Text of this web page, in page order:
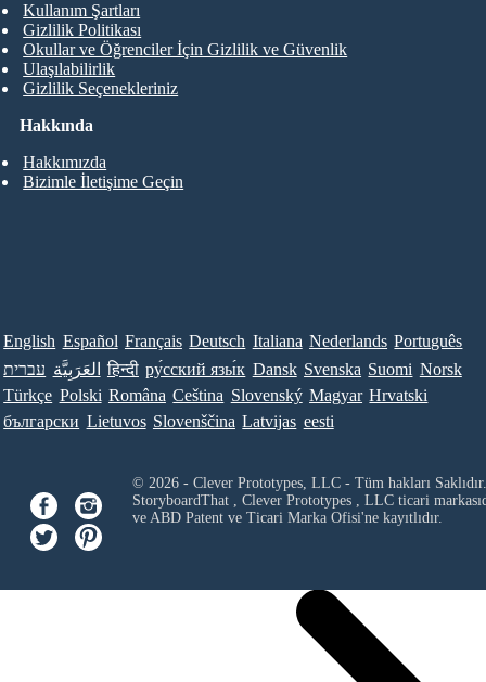
Hakkında
Hakkımızda
Bizimle İletişime Geçin
Kullanım Şartları
Gizlilik Politikası
Okullar ve Öğrenciler İçin Gizlilik ve Güvenlik
Ulaşılabilirlik
Gizlilik Seçenekleriniz
English Español Français Deutsch Italiana Nederlands Português
עברית العَرَبِيَّة हिन्दी ру́сский язы́к Dansk Svenska Suomi Norsk
Türkçe Polski Româna Ceština Slovenský Magyar Hrvatski
български Lietuvos Slovenščina Latvijas eesti
© 2026 - Clever Prototypes, LLC - Tüm hakları Saklıdır.
StoryboardThat , Clever Prototypes , LLCticari
ve ABD Patent ve Ticari Marka Ofisi'ne kayıtlıdır.